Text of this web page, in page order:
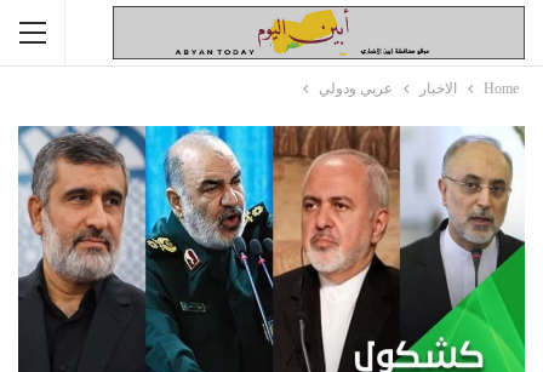
Home الاخبار عربي ودولي